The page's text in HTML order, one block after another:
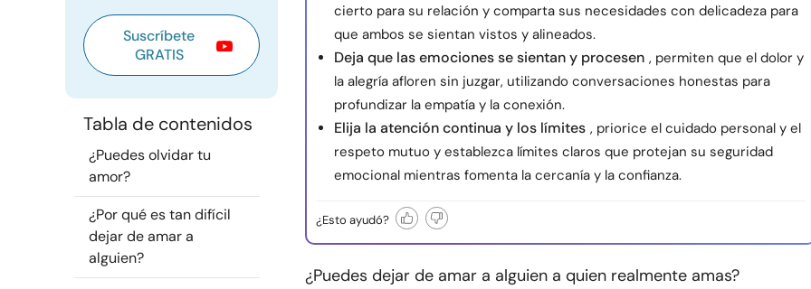
Suscríbete
GRATIS
Tabla de contenidos
¿Puedes olvidar tu
amor?
¿Por qué es tan difícil
dejar de amar a
alguien?
cierto para su relación y comparta sus necesidades con delicadeza para
que ambos se sientan vistos y alineados.
Deja que las emociones se sientan y procesen , permiten que el dolor y
la alegría afloren sin juzgar, utilizando conversaciones honestas para
profundizar la empatía y la conexión.
Elija la atención continua y los límites , priorice el cuidado personal y el
respeto mutuo y establezca límites claros que protejan su seguridad
emocional mientras fomenta la cercanía y la confianza.
¿Esto ayudó?
¿Puedes dejar de amar a alguien a quien realmente amas?